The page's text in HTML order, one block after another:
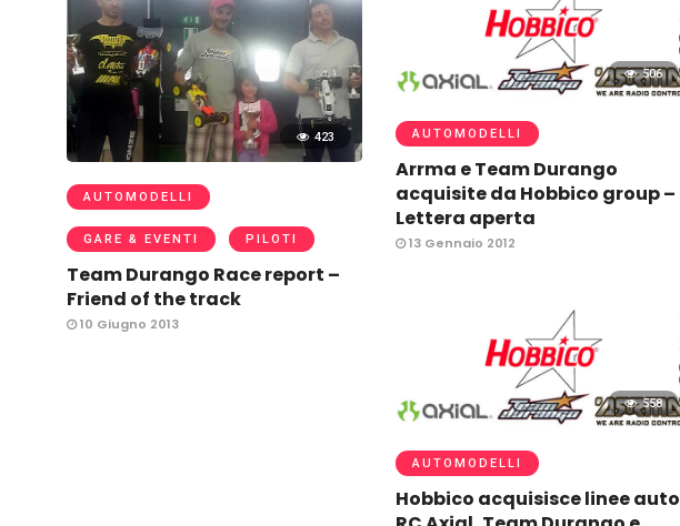
423
AUTOMODELLI
GARE & EVENTI PILOTI
Team Durango Race report –
Friend of the track
10 Giugno 2013
506
AUTOMODELLI
Arrma e Team Durango
acquisite da Hobbico group –
Lettera aperta
13 Gennaio 2012
558
AUTOMODELLI
Hobbico acquisisce linee auto